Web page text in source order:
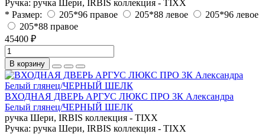
Ручка: ручка Шери, IRBIS коллекция - TIXX
* Размер:
205*96 правое 205*88 левое
205*96 левое
205*88 правое
45400 ₽
В корзину
ВХОДНАЯ ДВЕРЬ АРГУС ЛЮКС ПРО 3К Александра
Белый глянец/ЧЕРНЫЙ ШЕЛК
ручка Шери, IRBIS коллекция - TIXX
Ручка: ручка Шери, IRBIS коллекция - TIXX